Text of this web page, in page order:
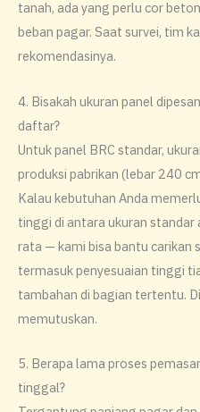
tanah, ada yang perlu cor
beban pagar. Saat survei, tim
rekomendasinya.
4. Bisakah ukuran panel
daftar?
Untuk panel BRC standar,
produksi pabrikan (lebar 240
Kalau kebutuhan Anda
tinggi di antara ukuran
rata — kami bisa bantu carikan
termasuk penyesuaian tinggi
tambahan di bagian tertentu.
memutuskan.
5. Berapa lama proses
tinggal?